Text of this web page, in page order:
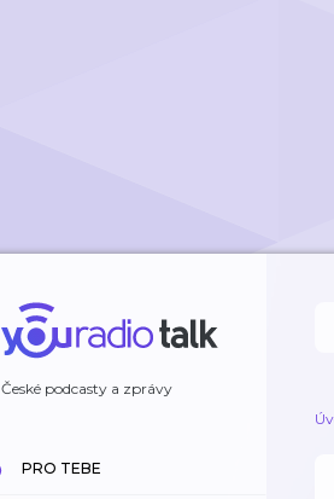
České podcasty a zprávy
PRO TEBE